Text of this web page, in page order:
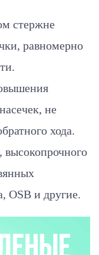
стержне
равномерно
не
хода.
высокопрочного
OSB и другие.